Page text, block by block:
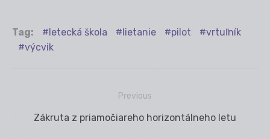
Tag: letecká škola lietanie pilot
vrtuľník
výcvik
Previous
Previous
Zákruta z priamočiareho horizontálneho letu